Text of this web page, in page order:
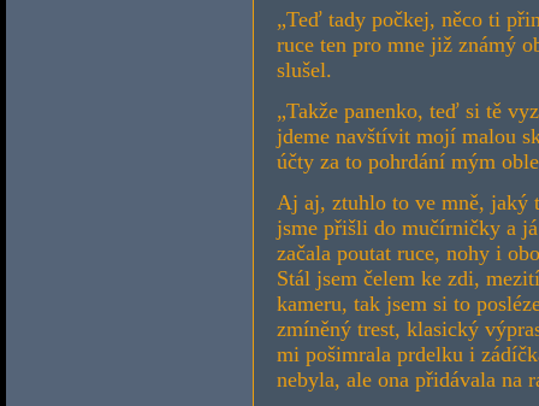
„Teď tady počkej, něco ti
ruce ten pro mne již známý
slušel.
„Takže panenko, teď si tě
jdeme navštívit mojí malou
účty za to pohrdání mým
Aj aj, ztuhlo to ve mně, jaký
jsme přišli do mučírničky a
začala poutat ruce, nohy i
Stál jsem čelem ke zdi,
kameru, tak jsem si to
zmíněný trest, klasický
mi pošimrala prdelku i
nebyla, ale ona přidávala na